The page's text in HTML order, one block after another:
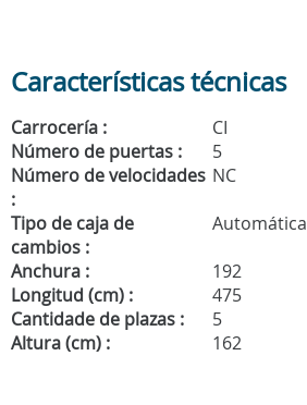
Características técnicas
Carrocería :
CI
Número de puertas :
5
Número de velocidades
:
NC
Tipo de caja de
cambios :
Automática
Anchura :
192
Longitud (cm) :
475
Cantidade de plazas :
5
Altura (cm) :
162